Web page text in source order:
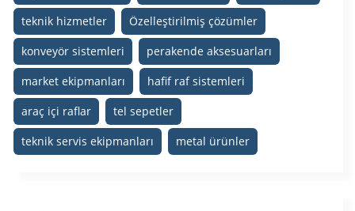
teknik hizmetler
Özelleştirilmiş çözümler
konveyör sistemleri
perakende aksesuarları
market ekipmanları
hafif raf sistemleri
araç içi raflar
tel sepetler
teknik servis ekipmanları
metal ürünler